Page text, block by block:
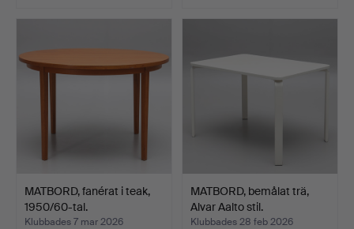
MATBORD, fanérat i teak,
1950/60-tal.
Klubbades 7 mar 2026
MATBORD, bemålat trä,
Alvar Aalto stil.
Klubbades 28 feb 2026